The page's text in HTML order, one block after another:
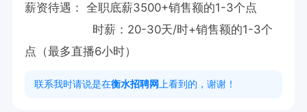
薪资待遇： 全职底薪3500+销售额的1-3个点
点（最多直播6小时）
联系我时请说是在衡水招聘网 上看到的，谢谢！